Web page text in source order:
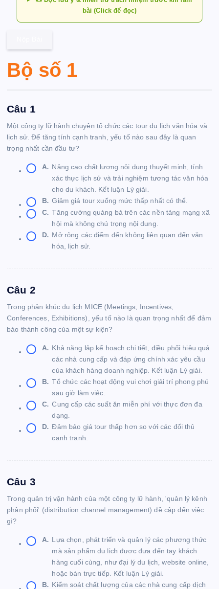
bài (Click để đọc)
Bộ số 1
Câu 1
Một công ty lữ hành chuyên tổ chức các tour du lịch văn hóa và
lịch sử. Để tăng tính cạnh tranh, yếu tố nào sau đây là quan
trọng nhất cần đầu tư?
A. Nâng cao chất lượng nội dung thuyết minh, tính
xác thực lịch sử và trải nghiệm tương tác văn hóa
cho du khách. Kết luận Lý giải.
B. Giảm giá tour xuống mức thấp nhất có thể.
C. Tăng cường quảng bá trên các nền tảng mạng xã
hội mà không chú trọng nội dung.
D. Mở rộng các điểm đến không liên quan đến văn
hóa, lịch sử.
Câu 2
Trong phân khúc du lịch MICE (Meetings, Incentives,
Conferences, Exhibitions), yếu tố nào là quan trọng nhất để đảm
bảo thành công của một sự kiện?
A. Khả năng lập kế hoạch chi tiết, điều phối hiệu quả
các nhà cung cấp và đáp ứng chính xác yêu cầu
của khách hàng doanh nghiệp. Kết luận Lý giải.
B. Tổ chức các hoạt động vui chơi giải trí phong phú
sau giờ làm việc.
C. Cung cấp các suất ăn miễn phí với thực đơn đa
dạng.
D. Đảm bảo giá tour thấp hơn so với các đối thủ
cạnh tranh.
Câu 3
Trong quản trị vận hành của một công ty lữ hành, 'quản lý kênh
phân phối' (distribution channel management) đề cập đến việc
gì?
A. Lựa chọn, phát triển và quản lý các phương thức
mà sản phẩm du lịch được đưa đến tay khách
hàng cuối cùng, như đại lý du lịch, website online,
hoặc bán trực tiếp. Kết luận Lý giải.
B. Kiểm soát chất lượng của các nhà cung cấp dịch